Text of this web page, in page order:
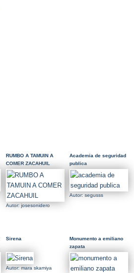
RUMBO A TAMUIN A
COMER ZACAHUIL
Autor: josesonidero
Academia de seguridad
publica
Autor: segusss
Sirena
Autor: mara skamiya
Monumento a emiliano
zapata